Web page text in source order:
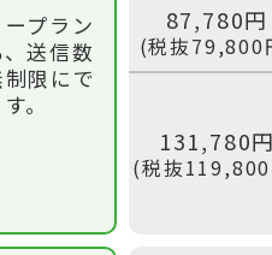
プラン
送信数
制限にで
。
87,780円
(税抜79,800
131,780
(税抜